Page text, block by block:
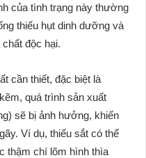
của tình trạng này thường
thiếu hụt dinh dưỡng và
độc hại.
cần thiết, đặc biệt là
quá trình sản xuất
sẽ bị ảnh hưởng, khiến
Ví dụ, thiếu sắt có thể
thậm chí lõm hình thìa